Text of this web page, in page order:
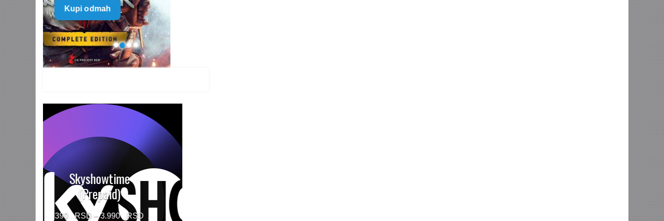
Kupi odmah
HBO MAX Premium
(Prepaid)
790 – 5.960 Price